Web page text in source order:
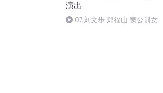
演出
07.刘文步 郑福山 窦公训女